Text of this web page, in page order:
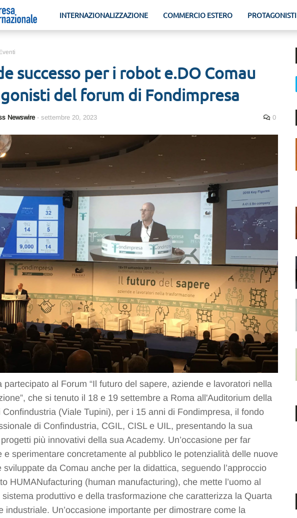
INTERNAZIONALIZZAZIONE COMMERCIO ESTERO PROTAGONISTI
successo per i robot e.DO Comau
del forum di Fondimpresa
Newswire - settembre 20, 2023 0
partecipato al Forum “Il futuro del sapere, aziende e lavoratori nella
che si tenuto il 18 e 19 settembre a Roma all'Auditorium della
Confindustria (Viale Tupini), per i 15 anni di Fondimpresa, il fondo
di Confindustria, CGIL, CISL e UIL, presentando la sua
più innovativi della sua Academy. Un’occasione per far
e sperimentare concretamente al pubblico le potenzialità delle nuove
sviluppate da Comau anche per la didattica, seguendo l’approccio
HUMANufacturing (human manufacturing), che mette l’uomo al
produttivo e della trasformazione che caratterizza la Quarta
industriale. Un’occasione importante per dimostrare come la